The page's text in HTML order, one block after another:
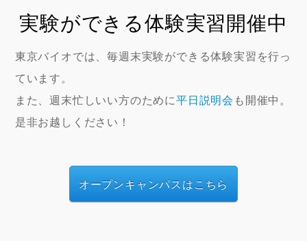
実験ができる体験実習開催中
東京バイオでは、毎週末実験ができる体験実習を行っ
ています。
また、週末忙しいい方のために平日説明会 も開催中。
是非お越しください！
オープンキャンパスはこちら